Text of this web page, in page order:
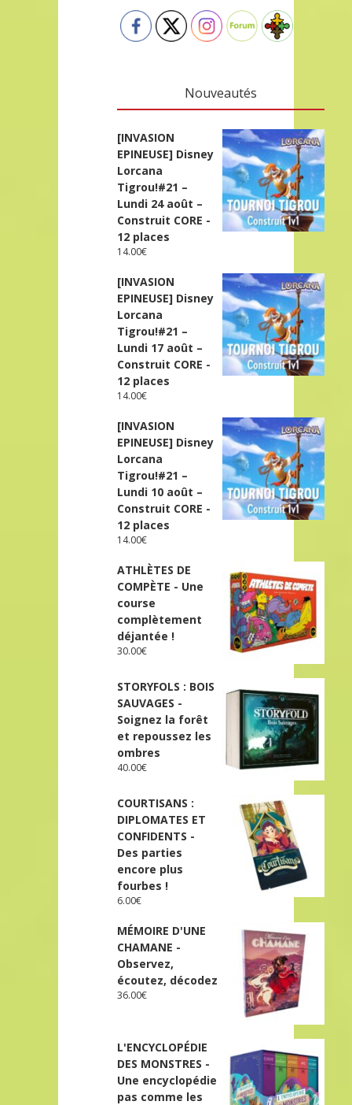
Nouveautés
[INVASION
EPINEUSE] Disney
Lorcana
Tigrou!#21 –
Lundi 24 août –
Construit CORE -
12 places
14.00€
[INVASION
EPINEUSE] Disney
Lorcana
Tigrou!#21 –
Lundi 17 août –
Construit CORE -
12 places
14.00€
[INVASION
EPINEUSE] Disney
Lorcana
Tigrou!#21 –
Lundi 10 août –
Construit CORE -
12 places
14.00€
ATHLÈTES DE
COMPÈTE - Une
course
complètement
déjantée !
30.00€
STORYFOLS : BOIS
SAUVAGES -
Soignez la forêt
et repoussez les
ombres
40.00€
COURTISANS :
DIPLOMATES ET
CONFIDENTS -
Des parties
encore plus
fourbes !
6.00€
MÉMOIRE D'UNE
CHAMANE -
Observez,
écoutez, décodez
36.00€
L'ENCYCLOPÉDIE
DES MONSTRES -
Une encyclopédie
pas comme les